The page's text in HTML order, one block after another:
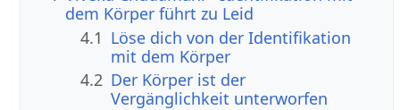
dem Körper führt zu Leid
4.1 Löse dich von der Identifikation
mit dem Körper
4.2 Der Körper ist der
Vergänglichkeit unterworfen